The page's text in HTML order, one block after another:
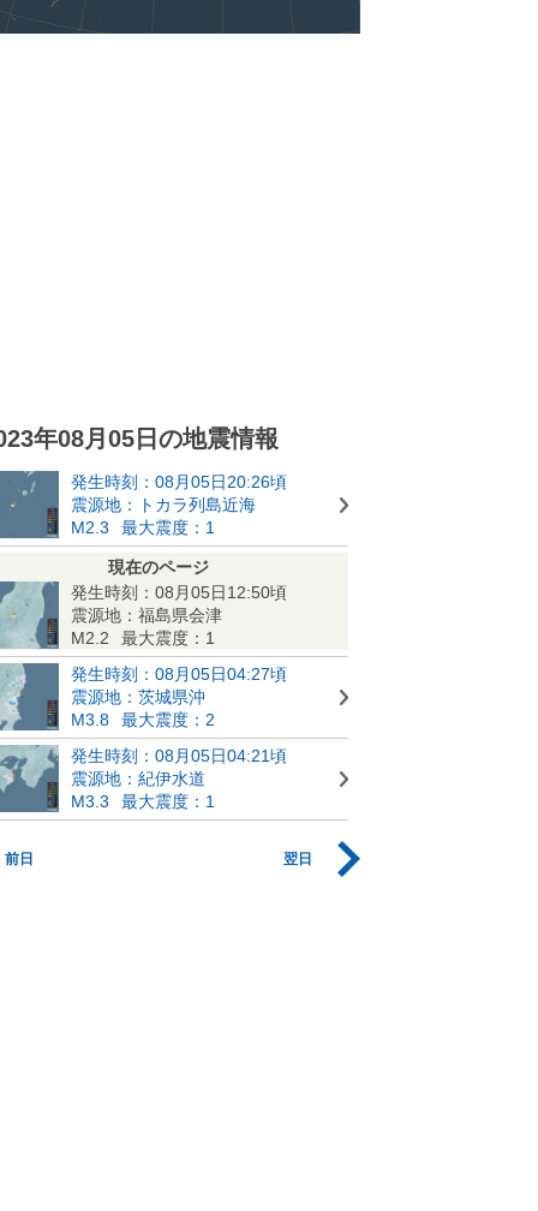
年08月05日の地震情報
発生時刻：08月05日20:26頃
震源地：トカラ列島近海
M2.3
最大震度：1
現在のページ
発生時刻：08月05日12:50頃
震源地：福島県会津
M2.2
最大震度：1
発生時刻：08月05日04:27頃
震源地：茨城県沖
M3.8
最大震度：2
発生時刻：08月05日04:21頃
震源地：紀伊水道
M3.3
最大震度：1
前日 翌日